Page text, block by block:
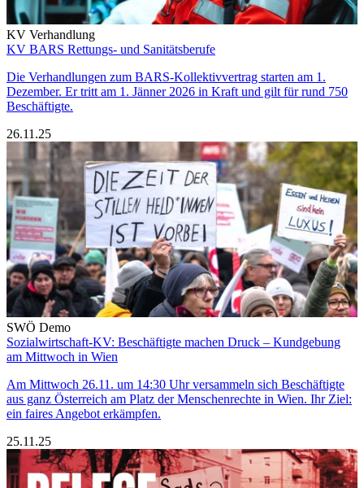
KV Verhandlung
KV BARS Rettungs- und Sanitätsberufe
Die Verhandlungen zum BARS-Kollektivvertrag starten am 1.
Dezember. Er tritt am 1. Jänner 2026 in Kraft und gilt für rund 750
Beschäftigte.
26.11.25
SWÖ Demo
Sozialwirtschaft-KV: Beschäftigte machen Druck – Kundgebung
am Mittwoch in Wien
Am Mittwoch 26.11. um 14:30 Uhr versammeln sich Beschäftigte
aus ganz Österreich am Platz der Menschenrechte in Wien. Ihr Ziel:
ein faires Angebot erkämpfen.
25.11.25